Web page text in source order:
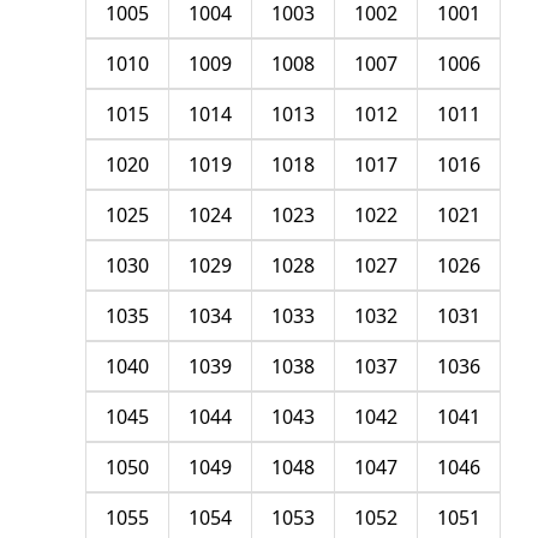
1001
1002
1003
1004
1005
1006
1007
1008
1009
1010
1011
1012
1013
1014
1015
1016
1017
1018
1019
1020
1021
1022
1023
1024
1025
1026
1027
1028
1029
1030
1031
1032
1033
1034
1035
1036
1037
1038
1039
1040
1041
1042
1043
1044
1045
1046
1047
1048
1049
1050
1051
1052
1053
1054
1055